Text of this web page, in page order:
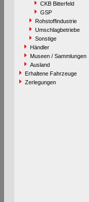
CKB Bitterfeld
GSP
Rohstoffindustrie
Umschlagbetriebe
Sonstige
Händler
Museen / Sammlungen
Ausland
Erhaltene Fahrzeuge
Zerlegungen